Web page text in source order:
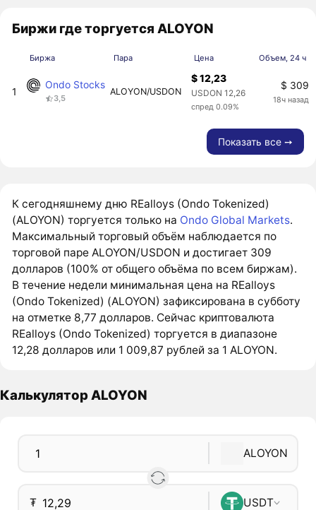
Биржи где торгуется ALOYON
Биржа Пара Цена Объем, 24 ч
1
Ondo Stocks
3,5
ALOYON/USDON
$ 12,23
USDON 12,26
спред 0.09%
$ 309
18ч назад
Показать все ➙
К сегодняшнему дню REalloys (Ondo Tokenized)
(ALOYON) торгуется только на Ondo Global Markets.
Максимальный торговый объём наблюдается по
торговой паре ALOYON/USDON и достигает 309
долларов (100% от общего объёма по всем биржам).
В течение недели минимальная цена на REalloys
(Ondo Tokenized) (ALOYON) зафиксирована в субботу
на отметке 8,77 долларов. Сейчас криптовалюта
REalloys (Ondo Tokenized) торгуется в диапазоне
12,28 долларов или 1 009,87 рублей за 1 ALOYON.
Калькулятор ALOYON
ALOYON
₮ USDT